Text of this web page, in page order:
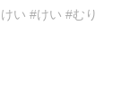
い #けい #むり